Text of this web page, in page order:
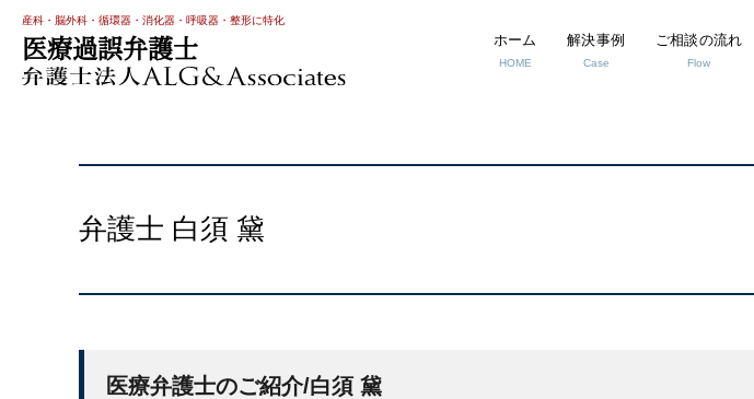
産科・脳外科・循環器・消化器・呼吸器・整形に特化
医療過誤弁護士 ホーム
HOME
解決事例
Case
ご相談の流れ
Flow
弁護士 白須 黛
医療弁護士のご紹介/白須 黛